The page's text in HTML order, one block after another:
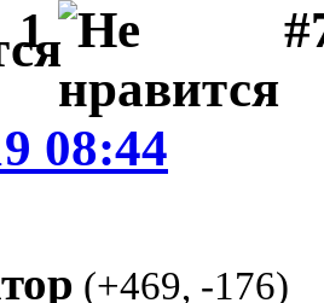
1
08:44
(+469, -176)